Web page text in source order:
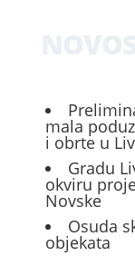
mala
i obrte u
Gradu
okviru
Novske
Osuda
objekata